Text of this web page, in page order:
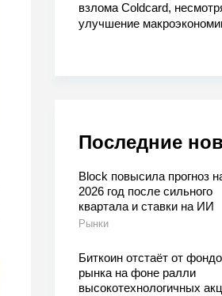
взлома Coldcard,
улучшение
Последние
Block повысила прогноз
2026 год после сильного
квартала и ставки на ИИ
Рынки
Биткоин отстаёт от
рынка на фоне ралли
высокотехнологичных